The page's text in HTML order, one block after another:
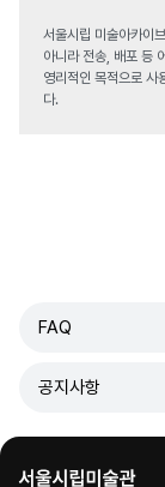
서울시립 미술아카이
아니라 전송, 배포 등
영리적인 목적으로 사
다.
FAQ
공지사항